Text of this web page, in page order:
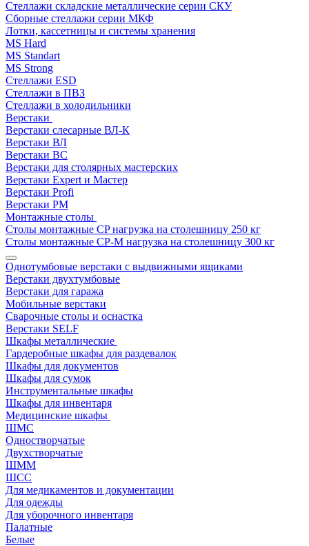
Стеллажи складские металлические серии СКУ
Сборные стеллажи серии МКФ
Лотки, кассетницы и системы хранения
MS Hard
MS Standart
MS Strong
Стеллажи ESD
Стеллажи в ПВЗ
Стеллажи в холодильники
Верстаки
Верстаки слесарные ВЛ-К
Верстаки ВЛ
Верстаки ВС
Верстаки для столярных мастерских
Верстаки Expert и Мастер
Верстаки Profi
Верстаки РМ
Монтажные столы
Столы монтажные СP нагрузка на столешницу 250 кг
Столы монтажные СР-М нагрузка на столешницу 300 кг
Однотумбовые верстаки с выдвижными ящиками
Верстаки двухтумбовые
Верстаки для гаража
Мобильные верстаки
Сварочные столы и оснастка
Верстаки SELF
Шкафы металлические
Гардеробные шкафы для раздевалок
Шкафы для документов
Шкафы для сумок
Инструментальные шкафы
Шкафы для инвентаря
Медицинские шкафы
ШМС
Одностворчатые
Двухстворчатые
ШММ
ШСС
Для медикаментов и документации
Для одежды
Для уборочного инвентаря
Палатные
Белые